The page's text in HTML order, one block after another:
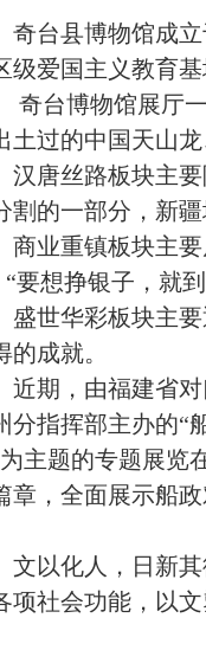
奇台县博物馆成
级爱国主义教育
奇台博物馆展厅
土过的中国天山
汉唐丝路板块主
割的一部分，新
商业重镇板块主
“要想挣银子，就
盛世华彩板块主
的成就。
近期，由福建省
分指挥部主办的“
主题的专题展览
章，全面展示船
文以化人，日新
项社会功能，以